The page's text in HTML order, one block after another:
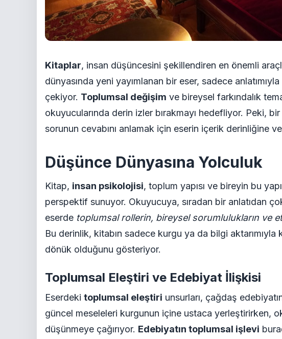
Kitaplar, insan düşüncesini şekillendiren en önemli
dünyasında yeni yayımlanan bir eser, sadece
çekiyor. Toplumsal değişim ve bireysel farkındalık
okuyucularında derin izler bırakmayı hedefliyor. Peki,
sorunun cevabını anlamak için eserin içerik derinliğine
Düşünce Dünyasına Yolculuk
Kitap, insan psikolojisi, toplum yapısı ve bireyin bu
perspektif sunuyor. Okuyucuya, sıradan bir anlatıdan
eserde toplumsal rollerin, bireysel sorumlulukların ve
Bu derinlik, kitabın sadece kurgu ya da bilgi aktarımıyla
dönük olduğunu gösteriyor.
Toplumsal Eleştiri ve Edebiyat İlişkisi
Eserdeki toplumsal eleştiri unsurları, çağdaş
güncel meseleleri kurgunun içine ustaca yerleştirirken,
düşünmeye çağırıyor. Edebiyatın toplumsal işlevi